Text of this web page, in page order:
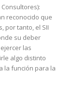
Consultores):
reconocido que
por tanto, el SII
su deber
las
algo distinto
la función para la